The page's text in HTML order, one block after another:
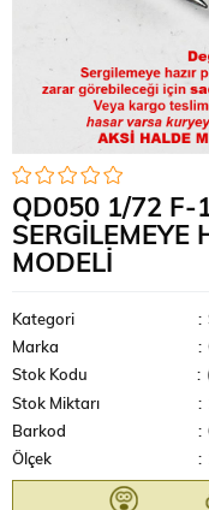
QD050 1/72 F-
MODELI
Kategori :
Marka
:
Stok Kodu
Stok Miktarı
:
Barkod
:
Ölçek
: